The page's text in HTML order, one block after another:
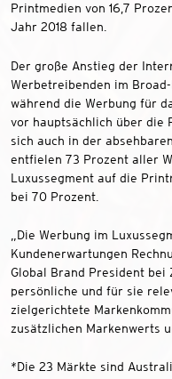
Printmedien von 16,7
Jahr 2018 fallen.
Der große Anstieg der
Werbetreibenden im
während die Werbung für
vor hauptsächlich über die
sich auch in der
entfielen 73 Prozent aller
Luxussegment auf die
bei 70 Prozent.
„Die Werbung im
Kundenerwartungen
Global Brand President
persönliche und für sie
zielgerichtete
zusätzlichen Markenwerts
*Die 23 Märkte sind